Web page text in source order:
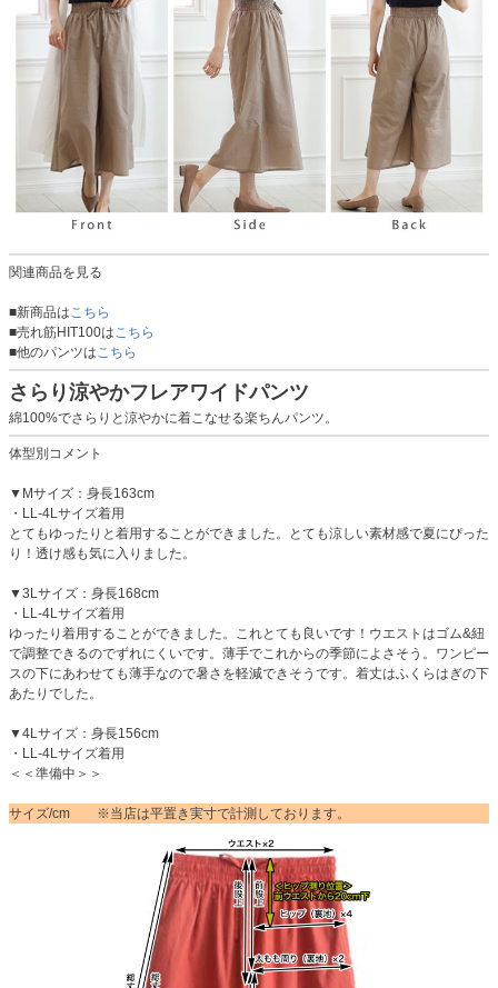
関連商品を見る
■新商品はこちら
■売れ筋HIT100はこちら
■他のパンツはこちら
さらり涼やかフレアワイドパンツ
綿100%でさらりと涼やかに着こなせる楽ちんパンツ。
体型別コメント
▼Mサイズ：身長163cm
・LL-4Lサイズ着用
とてもゆったりと着用することができました。とても涼しい素材感で夏にぴった
り！透け感も気に入りました。
▼3Lサイズ：身長168cm
・LL-4Lサイズ着用
ゆったり着用することができました。これとても良いです！ウエストはゴム&紐
で調整できるのでずれにくいです。薄手でこれからの季節によさそう。ワンピー
スの下にあわせても薄手なので暑さを軽減できそうです。着丈はふくらはぎの下
あたりでした。
▼4Lサイズ：身長156cm
・LL-4Lサイズ着用
＜＜準備中＞＞
サイズ/cm ※当店は平置き実寸で計測しております。